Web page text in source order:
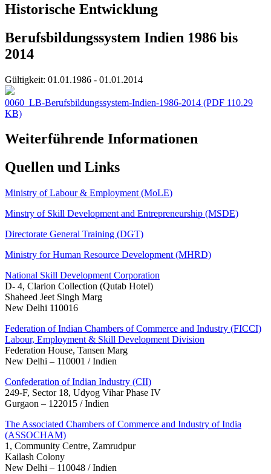
Historische Entwicklung
Berufsbildungssystem Indien 1986 bis
2014
Gültigkeit: 01.01.1986 - 01.01.2014
0060_LB-Berufsbildungssystem-Indien-1986-2014 (PDF 110.29
KB)
Weiterführende Informationen
Quellen und Links
Ministry of Labour & Employment (MoLE)
Minstry of Skill Development and Entrepreneurship (MSDE)
Directorate General Training (DGT)
Ministry for Human Resource Development (MHRD)
National Skill Development Corporation
D- 4, Clarion Collection (Qutab Hotel)
Shaheed Jeet Singh Marg
New Delhi 110016
Federation of Indian Chambers of Commerce and Industry (FICCI)
Labour, Employment & Skill Development Division
Federation House, Tansen Marg
New Delhi – 110001 / Indien
Confederation of Indian Industry (CII)
249-F, Sector 18, Udyog Vihar Phase IV
Gurgaon – 122015 / Indien
The Associated Chambers of Commerce and Industry of India
(ASSOCHAM)
1, Community Centre, Zamrudpur
Kailash Colony
New Delhi – 110048 / Indien